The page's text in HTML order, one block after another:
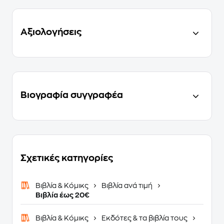
Αξιολογήσεις
Βιογραφία συγγραφέα
Σχετικές κατηγορίες
Βιβλία & Κόμικς
Βιβλία ανά τιμή
Βιβλία έως 20€
Βιβλία & Κόμικς
Εκδότες & τα βιβλία τους